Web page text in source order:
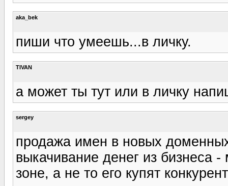
aka_bek
пиши что умеешь...в личку.
TIVAN
а может ты тут или в личку
sergey
продажа имен в новых
выкачивание денег из бизнеса
зоне, а не то его купят